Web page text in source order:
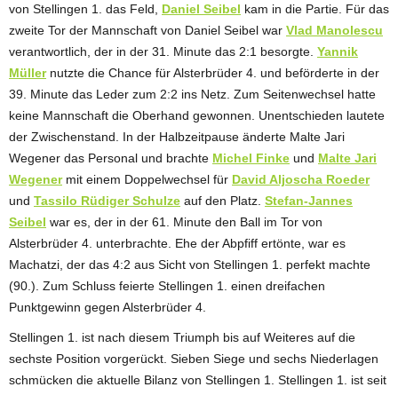
von Stellingen 1. das Feld, Daniel Seibel kam in die Partie. Für das
zweite Tor der Mannschaft von Daniel Seibel war Vlad Manolescu
verantwortlich, der in der 31. Minute das 2:1 besorgte. Yannik
Müllernutzte die Chance für Alsterbrüder 4. und beförderte in der
39. Minute das Leder zum 2:2 ins Netz. Zum Seitenwechsel hatte
keine Mannschaft die Oberhand gewonnen. Unentschieden lautete
der Zwischenstand. In der Halbzeitpause änderte Malte Jari
Wegener das Personal und brachte Michel Finke und Malte Jari
Wegenermit einem Doppelwechsel für David Aljoscha Roeder
und Tassilo Rüdiger Schulze auf den Platz. Stefan-Jannes
Seibel war es, der in der 61. Minute den Ball im Tor von
Alsterbrüder 4. unterbrachte. Ehe der Abpfiff ertönte, war es
Machatzi, der das 4:2 aus Sicht von Stellingen 1. perfekt machte
(90.). Zum Schluss feierte Stellingen 1. einen dreifachen
Punktgewinn gegen Alsterbrüder 4.
Stellingen 1. ist nach diesem Triumph bis auf Weiteres auf die
sechste Position vorgerückt. Sieben Siege und sechs Niederlagen
schmücken die aktuelle Bilanz von Stellingen 1. Stellingen 1. ist seit